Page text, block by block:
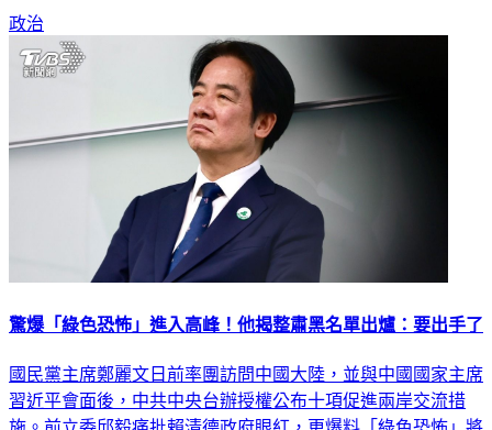
政治
驚爆「綠色恐怖」進入高峰！他揭整肅黑名單出爐：要出手了
國民黨主席鄭麗文日前率團訪問中國大陸，並與中國國家主席
習近平會面後，中共中央台辦授權公布十項促進兩岸交流措